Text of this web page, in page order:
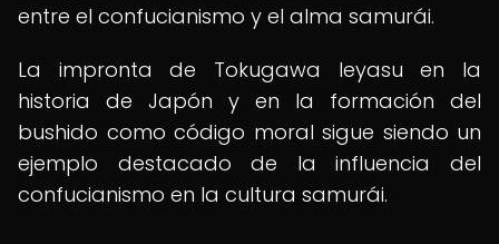
entre el confucianismo y el alma samurái.
La impronta de Tokugawa Ieyasu en la
historia de Japón y en la formación del
bushido como código moral sigue siendo un
ejemplo destacado de la influencia del
confucianismo en la cultura samurái.